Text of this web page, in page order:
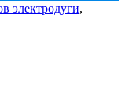
электродуги,